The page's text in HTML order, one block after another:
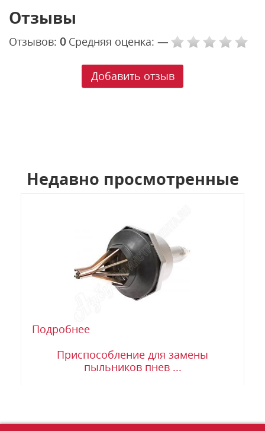
Отзывы
Отзывов: 0 Средняя оценка: —
Добавить отзыв
Недавно просмотренные
Подробнее
Приспособление для замены
пыльников пнев ...